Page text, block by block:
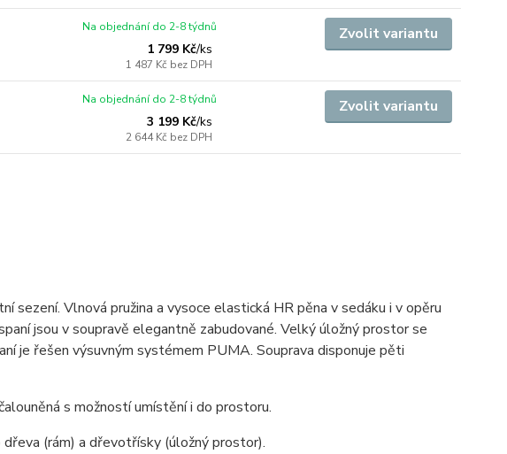
1 799 Kč/ks
1 487 Kč bez DPH
Na objednání do 2-8 týdnů Zvolit variantu
3 199 Kč/ks
2 644 Kč bez DPH
Na objednání do 2-8 týdnů Zvolit variantu
sezení. Vlnová pružina a vysoce elastická HR pěna v sedáku i v opěru
jsou v soupravě elegantně zabudované. Velký úložný prostor se
je řešen výsuvným systémem PUMA. Souprava disponuje pěti
s možností umístění i do prostoru.
(rám) a dřevotřísky (úložný prostor).